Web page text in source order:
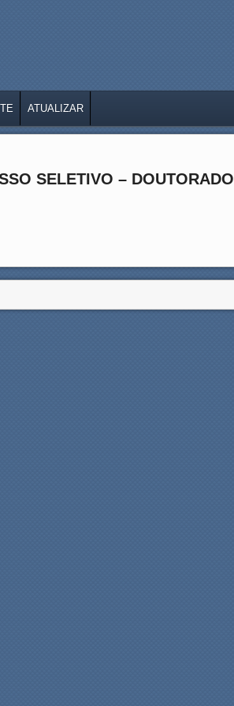
ATUALIZAR
SELETIVO – DOUTORADO